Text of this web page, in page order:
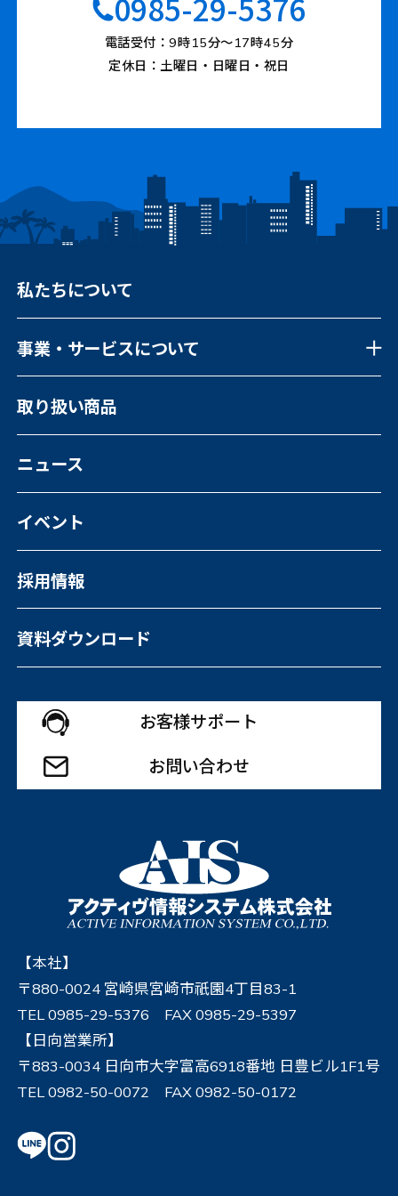
電話受付：9時15分〜17時45分
定休日：土曜日・日曜日・祝日
【本社】
〒880-0024 宮崎県宮崎市祇園4丁目83-1
TEL 0985-29-5376 FAX 0985-29-5397
【日向営業所】
〒883-0034 日向市大字富高6918番地 日豊ビル1F1号
TEL 0982-50-0072 FAX 0982-50-0172
私たちについて
事業・サービスについて
事業・サービスについて一覧
福祉向けソフトウェア
コンピュータ・OA機器販売
外国人の人材紹介
取り扱い商品
ニュース
イベント
採用情報
資料ダウンロード
お客様サポート
お問い合わせ